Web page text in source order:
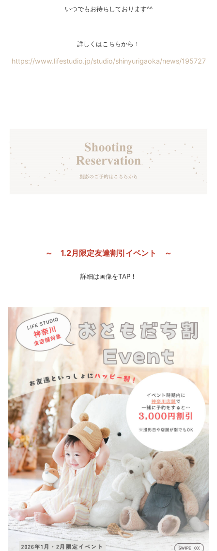
いつでもお待ちしております^^
詳しくはこちらから！
https://www.lifestudio.jp/studio/shinyurigaoka/news/195727
～ 1.2月限定友達割引イベント ～
詳細は画像をTAP！